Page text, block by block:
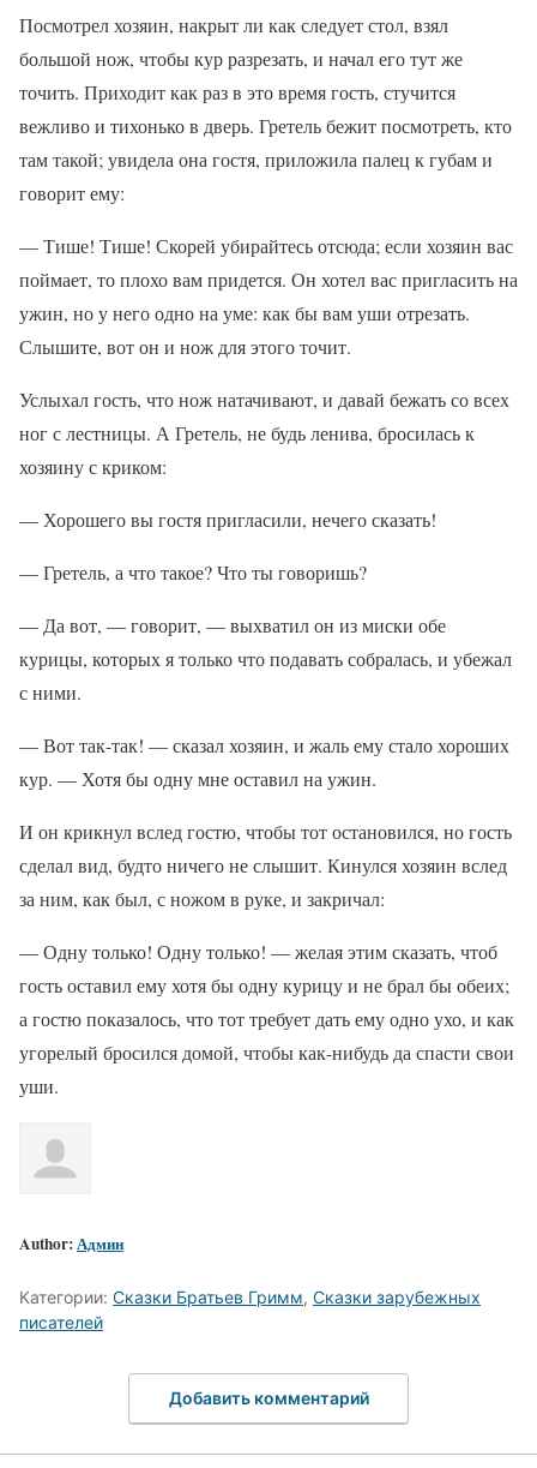
Посмотрел хозяин, накрыт ли как следует стол, взял
большой нож, чтобы кур разрезать, и начал его тут же
точить. Приходит как раз в это время гость, стучится
вежливо и тихонько в дверь. Гретель бежит посмотреть, кто
там такой; увидела она гостя, приложила палец к губам и
говорит ему:
— Тише! Тише! Скорей убирайтесь отсюда; если хозяин вас
поймает, то плохо вам придется. Он хотел вас пригласить на
ужин, но у него одно на уме: как бы вам уши отрезать.
Слышите, вот он и нож для этого точит.
Услыхал гость, что нож натачивают, и давай бежать со всех
ног с лестницы. А Гретель, не будь ленива, бросилась к
хозяину с криком:
— Хорошего вы гостя пригласили, нечего сказать!
— Гретель, а что такое? Что ты говоришь?
— Да вот, — говорит, — выхватил он из миски обе
курицы, которых я только что подавать собралась, и убежал
с ними.
— Вот так-так! — сказал хозяин, и жаль ему стало хороших
кур. — Хотя бы одну мне оставил на ужин.
И он крикнул вслед гостю, чтобы тот остановился, но гость
сделал вид, будто ничего не слышит. Кинулся хозяин вслед
за ним, как был, с ножом в руке, и закричал:
— Одну только! Одну только! — желая этим сказать, чтоб
гость оставил ему хотя бы одну курицу и не брал бы обеих;
а гостю показалось, что тот требует дать ему одно ухо, и как
угорелый бросился домой, чтобы как-нибудь да спасти свои
уши.
Author:Админ
Категории: Сказки Братьев Гримм, Сказки зарубежных
писателей
Добавить комментарий